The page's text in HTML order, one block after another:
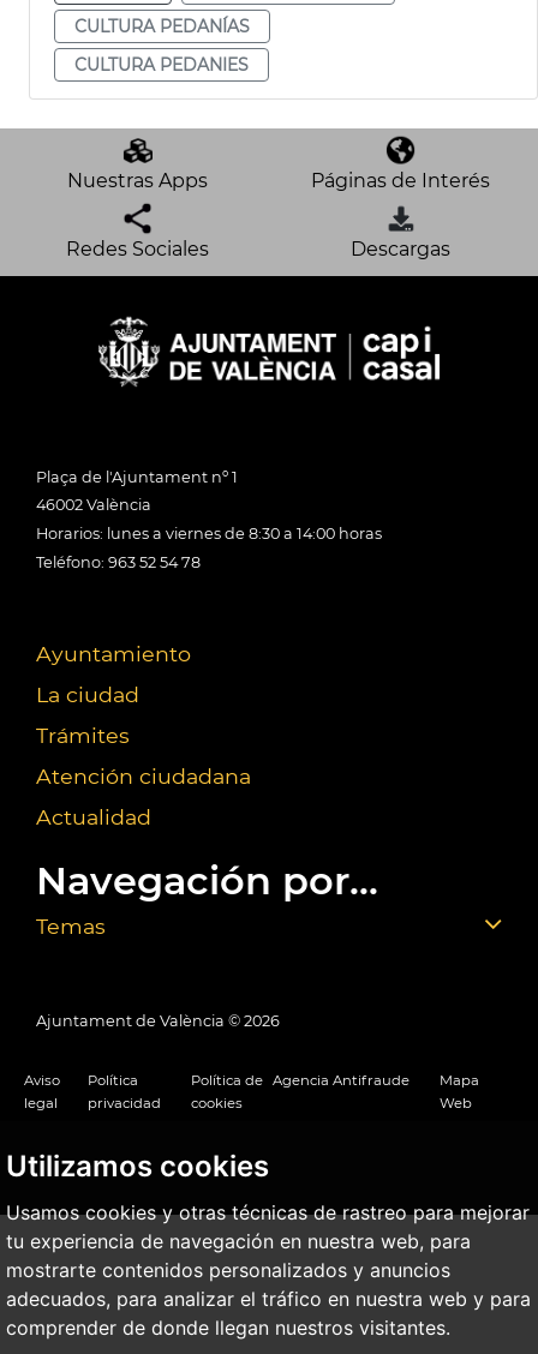
Utilizamos cookies
Usamos cookies y otras técnicas de rastreo para mejorar
tu experiencia de navegación en nuestra web, para
mostrarte contenidos personalizados y anuncios
adecuados, para analizar el tráfico en nuestra web y para
comprender de donde llegan nuestros visitantes.
CULTURA PEDANÍAS
CULTURA PEDANIES
Nuestras Apps Páginas de Interés
Redes Sociales Descargas
Plaça de l'Ajuntament nº 1
46002 València
Horarios: lunes a viernes de 8:30 a 14:00 horas
Teléfono: 963 52 54 78
Ayuntamiento
La ciudad
Trámites
Atención ciudadana
Actualidad
Navegación por...
Temas
Ajuntament de València © 2026
Aviso
legal
Política
privacidad
Política de
cookies
Agencia Antifraude
Mapa
Web